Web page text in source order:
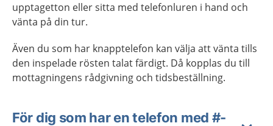
upptagetton eller sitta med telefonluren i hand och
vänta på din tur.
Även du som har knapptelefon kan välja att vänta tills
den inspelade rösten talat färdigt. Då kopplas du till
mottagningens rådgivning och tidsbeställning.
För dig som har en telefon med #-